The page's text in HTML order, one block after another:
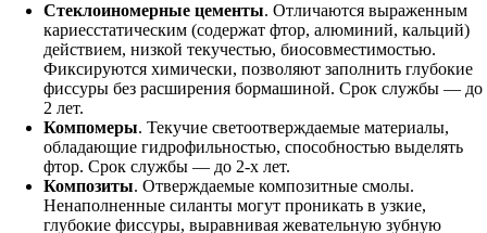
Стеклоиномерные цементы. Отличаются выраженным
кариесстатическим (содержат фтор, алюминий, кальций)
действием, низкой текучестью, биосовместимостью.
Фиксируются химически, позволяют заполнить глубокие
фиссуры без расширения бормашиной. Срок службы — до
2 лет.
Компомеры. Текучие светоотверждаемые материалы,
обладающие гидрофильностью, способностью выделять
фтор. Срок службы — до 2-х лет.
Композиты. Отверждаемые композитные смолы.
Ненаполненные силанты могут проникать в узкие,
глубокие фиссуры, выравнивая жевательную зубную